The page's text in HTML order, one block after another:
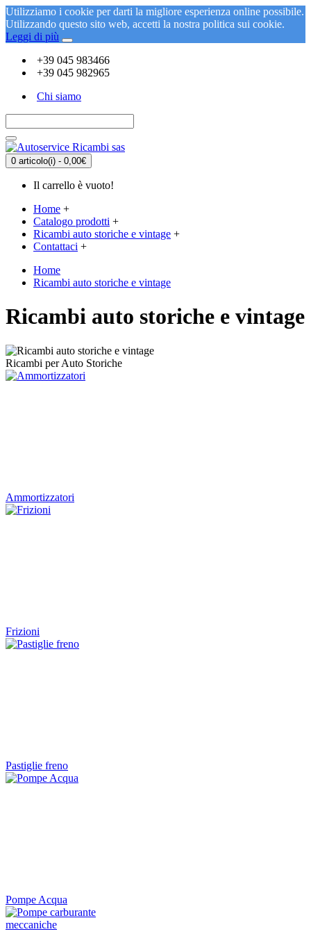
Utilizziamo i cookie per darti la migliore esperienza online possibile.
Utilizzando questo sito web, accetti la nostra politica sui cookie.
Leggi di più
+39 045 983466
+39 045 982965
Chi siamo
0 articolo(i) - 0,00€
Il carrello è vuoto!
Home +
Catalogo prodotti +
Ricambi auto storiche e vintage +
Contattaci +
Home
Ricambi auto storiche e vintage
Ricambi auto storiche e vintage
Ricambi per Auto Storiche
Ammortizzatori
Frizioni
Pastiglie freno
Pompe Acqua